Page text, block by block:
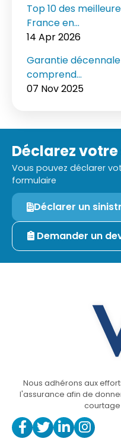
Top 10 des
France en...
14 Apr 2026
Garantie
comprend...
07 Nov 2025
Déclarez
Vous pouvez déclarer
formulaire
Déclarer un
Demander un
Nous adhérons aux
l'assurance afin de
courtage